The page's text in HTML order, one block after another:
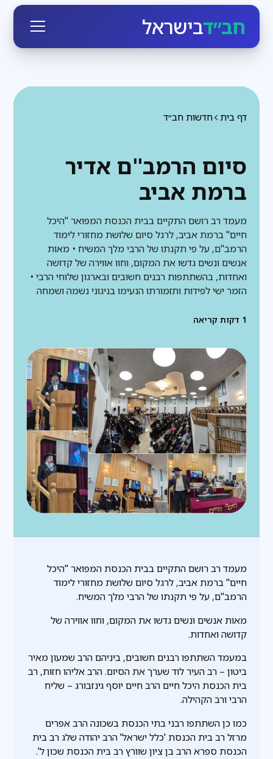
חב״דבישראל
חדשות חב״ד דף בית
סיום הרמב"ם אדיר
ברמת אביב
מעמד רב רושם התקיים בבית הכנסת המפואר "היכל
חיים" ברמת אביב, לרגל סיום שלושת מחזורי לימוד
הרמב"ם, על פי תקנתו של הרבי מלך המשיח • מאות
אנשים ונשים גדשו את המקום, וחוו אווירה של קדושה
ואחדות, בהשתתפות רבנים חשובים ובארגון שלוחי הרבי •
הזמר ישי לפידות ותזמורתו הנעימו בניגוני נשמה ושמחה
1 דקות קריאה
מעמד רב רושם התקיים בבית הכנסת המפואר "היכל
חיים" ברמת אביב, לרגל סיום שלושת מחזורי לימוד
הרמב"ם, על פי תקנתו של הרבי מלך המשיח.
מאות אנשים ונשים גדשו את המקום, וחוו אווירה של
קדושה ואחדות.
במעמד השתתפו רבנים חשובים, ביניהם הרב שמעון מאיר
ביטון – רב העיר לוד שערך את הסיום. הרב אליהו חזות, רב
בית הכנסת היכל חיים הרב חיים יוסף גינזבורג – שליח
הרבי ורב הקהילה.
כמו כן השתתפו רבני בתי הכנסת בשכונה הרב אפרים
מרזל רב בית הכנסת 'כלל ישראל' הרב יהודה שלג רב בית
הכנסת ספרא הרב בן ציון שוורץ רב בית הכנסת שכון ל'.